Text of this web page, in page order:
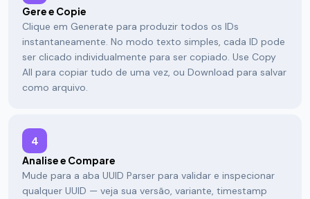
Gere e Copie
Clique em Generate para produzir todos os IDs
instantaneamente. No modo texto simples, cada ID pode
ser clicado individualmente para ser copiado. Use Copy
All para copiar tudo de uma vez, ou Download para salvar
como arquivo.
4
Analise e Compare
Mude para a aba UUID Parser para validar e inspecionar
qualquer UUID — veja sua versão, variante, timestamp